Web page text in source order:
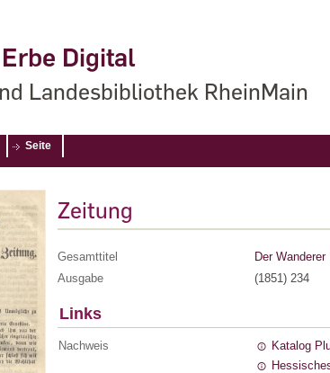
Digital
Landesbibliothek RheinMain
Seite
Zeitung
Gesamttitel
Der
Ausgabe
(1851) 234
Links
Nachweis
Katalog